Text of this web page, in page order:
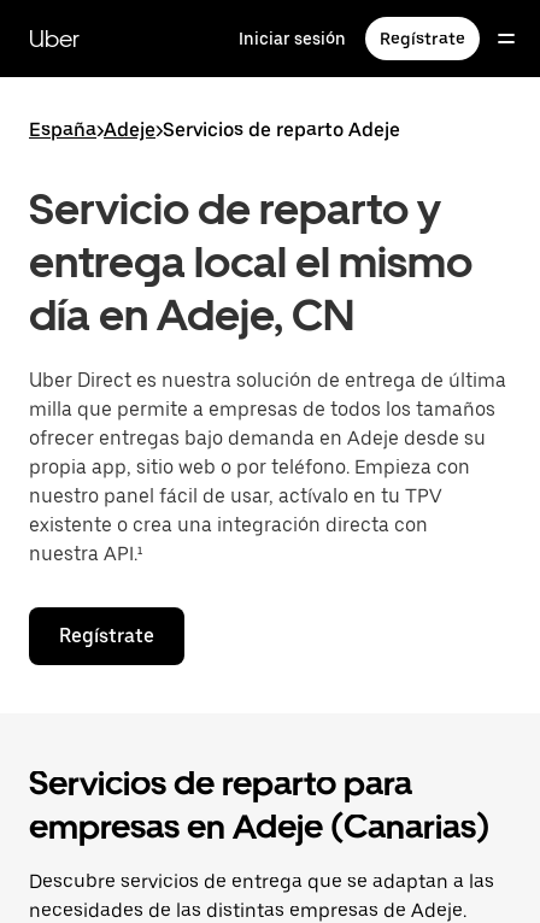
contenido
principal
Uber Iniciar sesión Regístrate
España>Adeje>Servicios de reparto Adeje
Servicio de reparto y
entrega local el mismo
día en Adeje, CN
Uber Direct es nuestra solución de entrega de última
milla que permite a empresas de todos los tamaños
ofrecer entregas bajo demanda en Adeje desde su
propia app, sitio web o por teléfono. Empieza con
nuestro panel fácil de usar, actívalo en tu TPV
existente o crea una integración directa con
nuestra API.¹
Regístrate
Servicios de reparto para
empresas en Adeje (Canarias)
Descubre servicios de entrega que se adaptan a las
necesidades de las distintas empresas de Adeje.